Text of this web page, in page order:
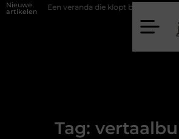
Nieuwe
artikelen Een veranda die klopt begint bij slimme
Tag: